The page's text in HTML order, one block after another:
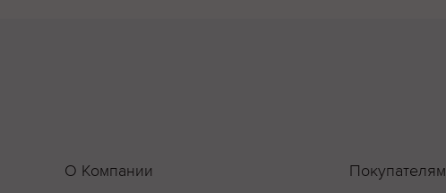
О Компании Покупателям